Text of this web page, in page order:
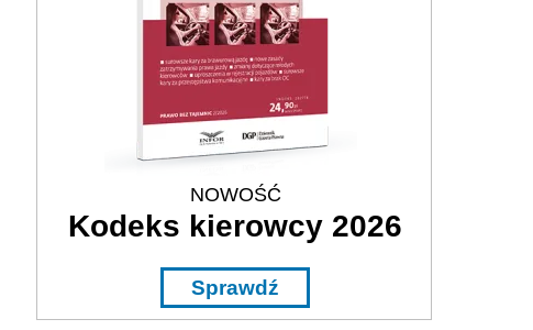
NOWOŚĆ
Kodeks kierowcy 2026
Sprawdź